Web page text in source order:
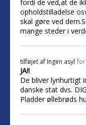
fordi de ved,at de
opholdstilladelse
skal gøre ved
mange steder i
tilføjet af Ingen asyl for
JA!!
De bliver lynhurtigt
danske stat dvs.
Pladder øllebrøds